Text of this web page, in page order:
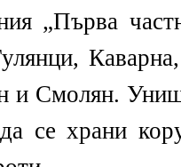
„Първа
и Смолян.
се храни